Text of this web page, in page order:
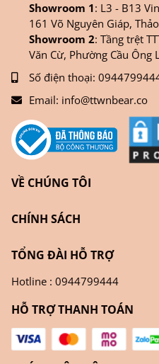
Showroom 1: L3 - B13
161 Võ Nguyên Giáp,
Showroom 2: Tầng trệt
Văn Cừ, Phường Cầu Ông
Số điện thoại:
Email: info@ttwnbear.co
VỀ CHÚNG TÔI
CHÍNH SÁCH
TỔNG ĐÀI HỖ TRỢ
Hotline : 0944799444
HỖ TRỢ THANH TOÁN